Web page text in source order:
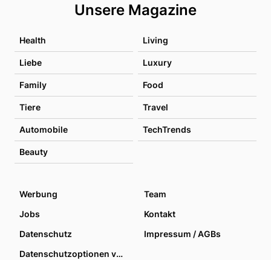
Unsere Magazine
Health Living
Liebe Luxury
Family Food
Tiere Travel
Automobile TechTrends
Beauty
Werbung
Team
Jobs
Kontakt
Datenschutz
Impressum / AGBs
Datenschutzoptionen verwalten